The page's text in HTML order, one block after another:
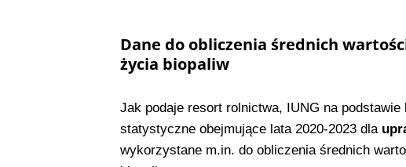
Dane do obliczenia średnich
życia biopaliw
Jak podaje resort rolnictwa, IUNG na
statystyczne obejmujące lata 2020-2023 dla
wykorzystane m.in. do obliczenia średnich